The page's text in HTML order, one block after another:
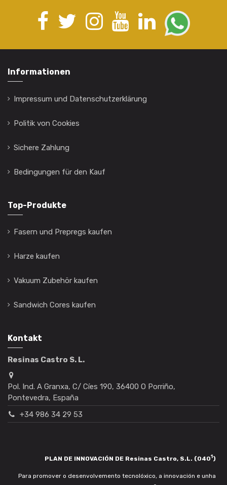
Informationen
Impressum und Datenschutzerklärung
Politik von Cookies
Sichere Zahlung
Bedingungen für den Kauf
Top-Produkte
Fasern und Prepregs kaufen
Harze kaufen
Vakuum Zubehör kaufen
Sandwich Cores kaufen
Kontakt
Resinas Castro S. L.
Pol. Ind. A Granxa, C/ Cíes 190, 36400 O Porriño,
Pontevedra, España
+34 986 34 29 53
PLAN DE INNOVACIÓN DE Resinas Castro, S.L. (0401)
Para promover o desenvolvemento tecnolóxico, a innovación e unha